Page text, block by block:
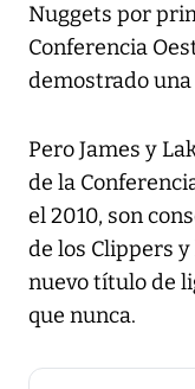
Nuggets por
Conferencia
demostrado una
Pero James y
de la
el 2010, son
de los Clippers
nuevo título de
que nunca.